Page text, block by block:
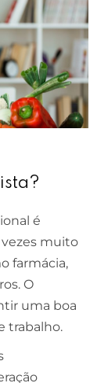
é
muito
farmácia,
O
uma boa
trabalho.